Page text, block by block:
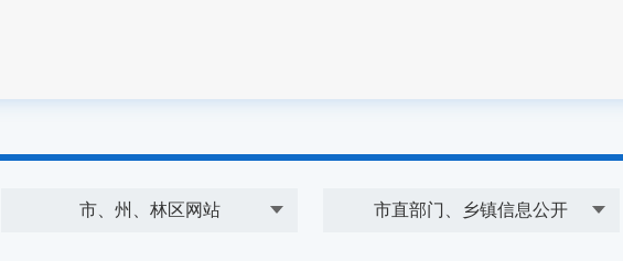
市、州、林区网站 市直部门、乡镇信息公开